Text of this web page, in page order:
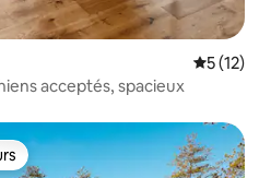
5 (12)
acceptés, spacieux
les plus appréciés